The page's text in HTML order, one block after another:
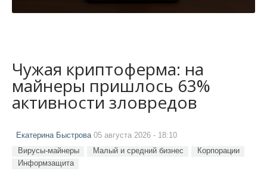
Чужая криптоферма: на
майнеры пришлось 63%
активности зловредов
Екатерина Быстрова05 августа 2026 - 18:10
Вирусы-майнеры Малый и средний бизнес
Корпорации
Информзащита